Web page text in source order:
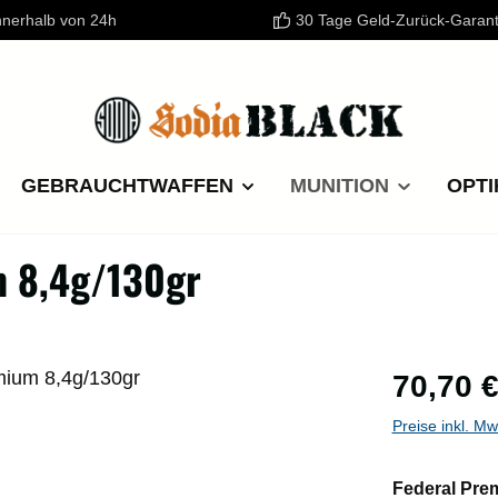
von 24h 30 Tage Geld-Zurück-
GEBRAUCHTWAFFEN MUNITION
8,4g/130gr
Regulärer
70,70 €
Preise inkl.
Federal